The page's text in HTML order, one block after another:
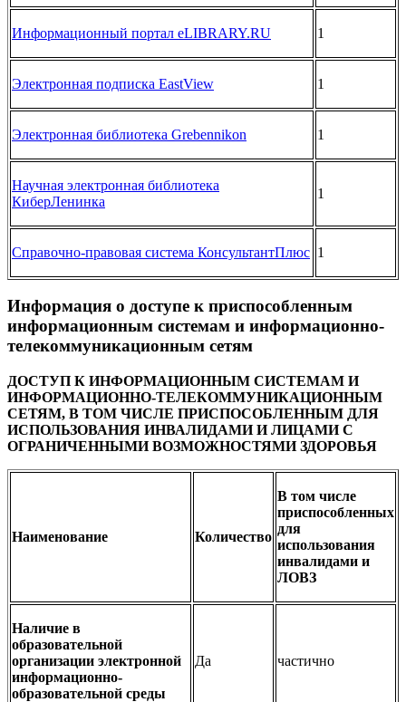
Информационный портал eLIBRARY.RU 1
Электронная подписка EastView 1
Электронная библиотека Grebennikon 1
Научная электронная библиотека
КиберЛенинка
1
Справочно-правовая система КонсультантПлюс 1
Информация о доступе к приспособленным
информационным системам и информационно-
телекоммуникационным сетям
ДОСТУП К ИНФОРМАЦИОННЫМ СИСТЕМАМ И
ИНФОРМАЦИОННО-ТЕЛЕКОММУНИКАЦИОННЫМ
СЕТЯМ, В ТОМ ЧИСЛЕ ПРИСПОСОБЛЕННЫМ ДЛЯ
ИСПОЛЬЗОВАНИЯ ИНВАЛИДАМИ И ЛИЦАМИ С
ОГРАНИЧЕННЫМИ ВОЗМОЖНОСТЯМИ ЗДОРОВЬЯ
Наименование Количество
В том числе
приспособленных
для
использования
инвалидами и
ЛОВЗ
Наличие в
образовательной
организации электронной
информационно-
образовательной среды
Да частично